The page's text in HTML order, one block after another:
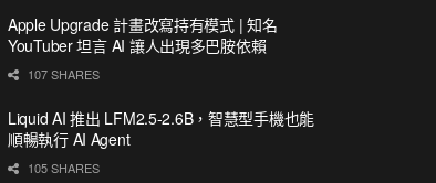
Apple Upgrade 計畫改寫持有模式 | 知名
YouTuber 坦言 AI 讓人出現多巴胺依賴
107 SHARES
Liquid AI 推出 LFM2.5-2.6B，智慧型手機也能
順暢執行 AI Agent
105 SHARES